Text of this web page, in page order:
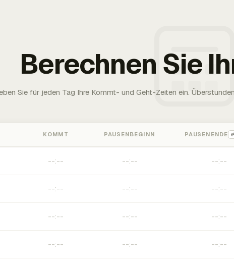
Berechnen Sie
Sie für jeden Tag Ihre Kommt- und Geht-Zeiten ein.
KOMMT PAUSENBEGINN PAUSENENDE